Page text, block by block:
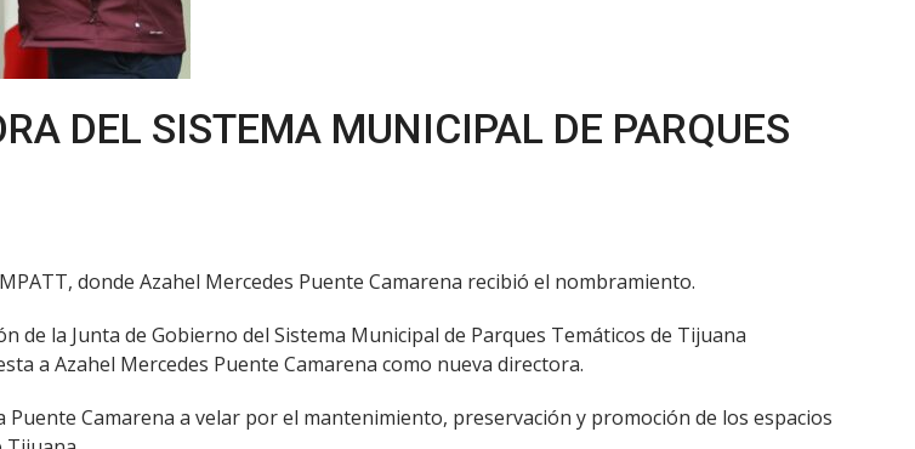
DEL SISTEMA MUNICIPAL DE PARQUES
donde Azahel Mercedes Puente Camarena recibió el nombramiento.
de la Junta de Gobierno del Sistema Municipal de Parques Temáticos de Tijuana
a Azahel Mercedes Puente Camarena como nueva directora.
Puente Camarena a velar por el mantenimiento, preservación y promoción de los espacios